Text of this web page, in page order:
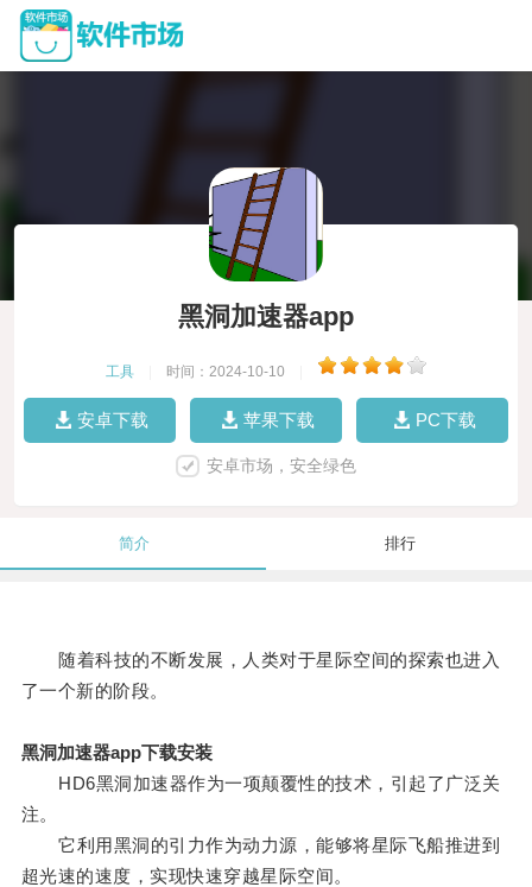
黑洞加速器app
工具 时间：2024-10-10
安卓下载 苹果下载 PC下载
安卓市场，安全绿色
简介 排行
随着科技的不断发展，人类对于星际空间的探索也进入
了一个新的阶段。
黑洞加速器app下载安装
HD6黑洞加速器作为一项颠覆性的技术，引起了广泛关
注。
它利用黑洞的引力作为动力源，能够将星际飞船推进到
超光速的速度，实现快速穿越星际空间。